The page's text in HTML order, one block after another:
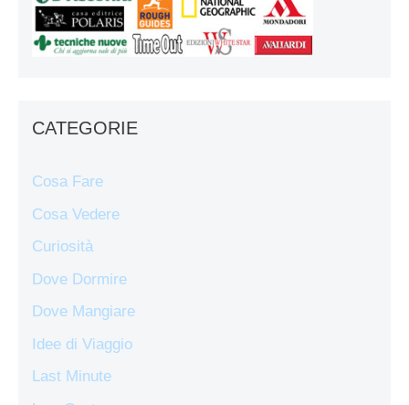
CATEGORIE
Cosa Fare
Cosa Vedere
Curiosità
Dove Dormire
Dove Mangiare
Idee di Viaggio
Last Minute